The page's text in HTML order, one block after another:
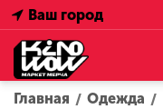
Ваш город
Главная / Одежда /